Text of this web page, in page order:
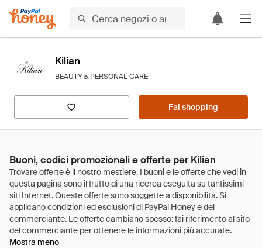
Kilian
BEAUTY & PERSONAL CARE
Fai shopping
Buoni, codici promozionali e offerte per Kilian
Mostra meno